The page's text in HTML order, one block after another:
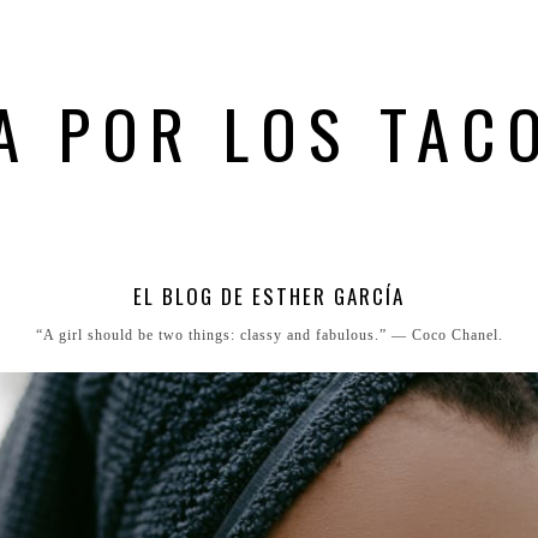
POR LOS
EL BLOG DE ESTHER GARCÍA
“A girl should be two things: classy and fabulous.” ― Coco Chanel.